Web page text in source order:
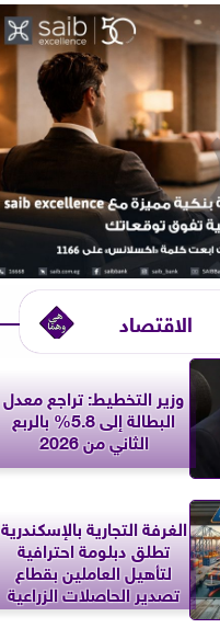
الاقتصاد
وزير التخطيط: تراجع معدل
البطالة إلى 5.8% بالربع
الثاني من 2026
الغرفة التجارية بالإسكندرية
تطلق دبلومة احترافية
لتأهيل العاملين بقطاع
تصدير الحاصلات الزراعية